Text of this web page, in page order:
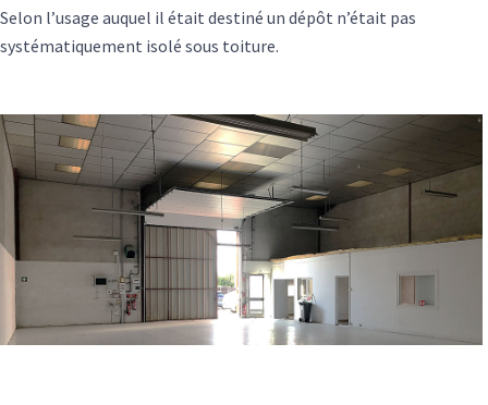
Selon l’usage auquel il était destiné un dépôt n’était pas
systématiquement isolé sous toiture.